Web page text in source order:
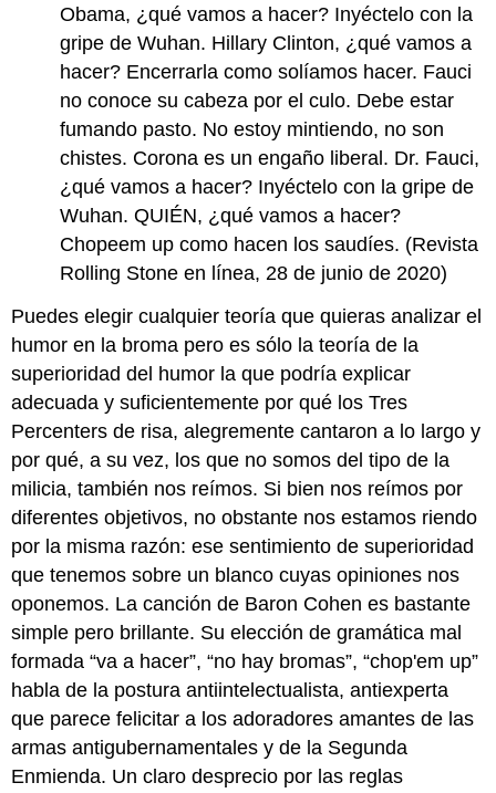
Obama, ¿qué vamos a hacer? Inyéctelo con la
gripe de Wuhan. Hillary Clinton, ¿qué vamos a
hacer? Encerrarla como solíamos hacer. Fauci
no conoce su cabeza por el culo. Debe estar
fumando pasto. No estoy mintiendo, no son
chistes. Corona es un engaño liberal. Dr. Fauci,
¿qué vamos a hacer? Inyéctelo con la gripe de
Wuhan. QUIÉN, ¿qué vamos a hacer?
Chopeem up como hacen los saudíes. (Revista
Rolling Stone en línea, 28 de junio de 2020)
Puedes elegir cualquier teoría que quieras analizar el
humor en la broma pero es sólo la teoría de la
superioridad del humor la que podría explicar
adecuada y suficientemente por qué los Tres
Percenters de risa, alegremente cantaron a lo largo y
por qué, a su vez, los que no somos del tipo de la
milicia, también nos reímos. Si bien nos reímos por
diferentes objetivos, no obstante nos estamos riendo
por la misma razón: ese sentimiento de superioridad
que tenemos sobre un blanco cuyas opiniones nos
oponemos. La canción de Baron Cohen es bastante
simple pero brillante. Su elección de gramática mal
formada “va a hacer”, “no hay bromas”, “chop'em up”
habla de la postura antiintelectualista, antiexperta
que parece felicitar a los adoradores amantes de las
armas antigubernamentales y de la Segunda
Enmienda. Un claro desprecio por las reglas